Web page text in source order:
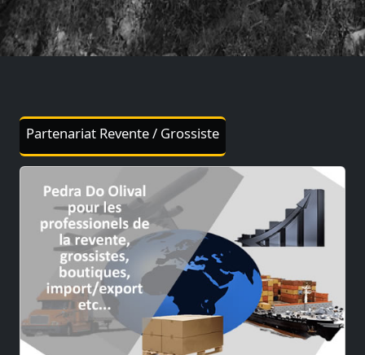
Partenariat influenceurs / créateurs de contenus
Vous êtes un influenceur ou créateur de contenus sur les
Un influenceur est à la fois un blogueur, un
Contactez-nous pour plus d'informations à ce sujet
Partenariat Revente / Grossiste